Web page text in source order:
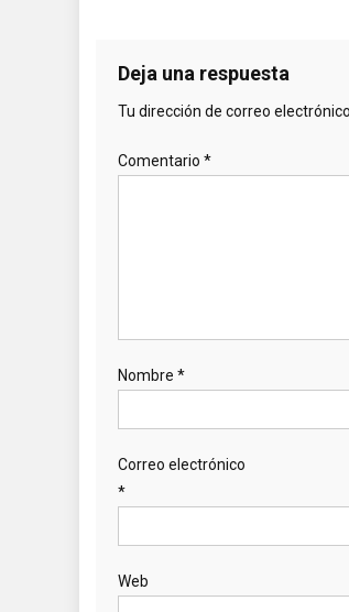
Deja una respuesta
Tu dirección de correo
Comentario *
Nombre *
Correo electrónico
*
Web